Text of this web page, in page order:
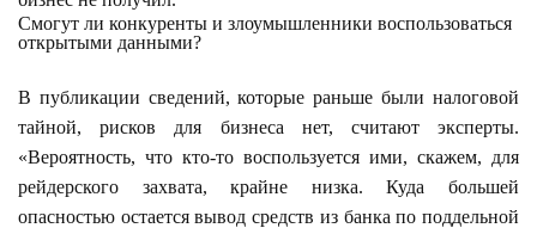
Смогут ли конкуренты и злоумышленники воспользоваться
открытыми данными?
В публикации сведений, которые раньше были налоговой
тайной, рисков для бизнеса нет, считают эксперты.
«Вероятность, что кто-то воспользуется ими, скажем, для
рейдерского захвата, крайне низка. Куда большей
опасностью остается вывод средств из банка по поддельной